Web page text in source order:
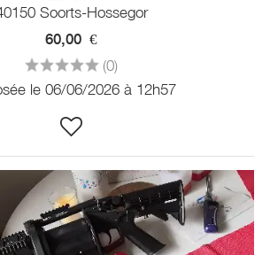
Soorts-Hossegor
60,00 €
(0)
le 06/06/2026 à 12h57